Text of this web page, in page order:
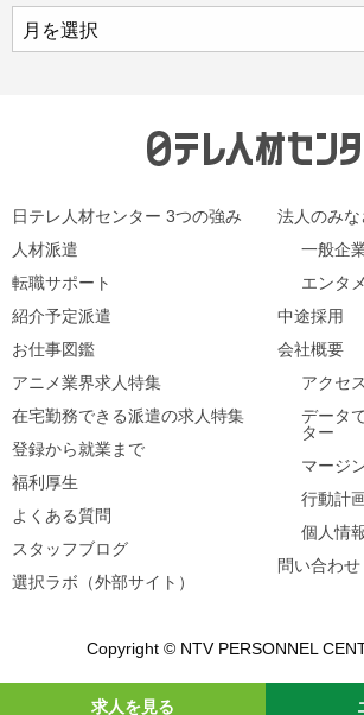
ー
日テレ人材センター 3つの強み
人材派遣
転職サポート
紹介予定派遣
お仕事図鑑
アニメ業界求人特集
在宅勤務できる派遣の求人特集
登録から就業まで
福利厚生
よくある質問
スタッフブログ
選択ラボ（外部サイト）
法人のみ
一般企
エンタ
中途採用
会社概要
アクセ
データ
ター
マージ
行動計
個人情
問い合わせ
Copyright © NTV PERSONNEL
求人を見る